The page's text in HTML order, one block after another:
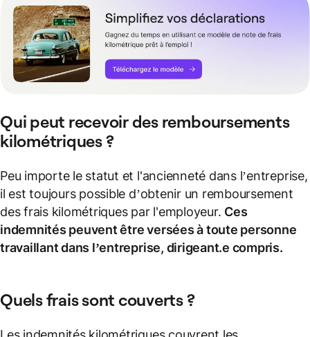
Qui peut recevoir des remboursements
kilométriques ?
Peu importe le statut et l'ancienneté dans l’entreprise,
il est toujours possible d’obtenir un remboursement
des frais kilométriques par l'employeur. Ces
indemnités peuvent être versées à toute personne
travaillant dans l’entreprise, dirigeant.e compris.
Quels frais sont couverts ?